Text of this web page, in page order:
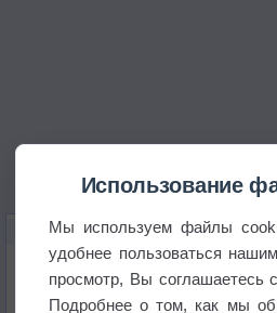
КАРТЫ ПОГОДЫ В ДОНКАСТЕРЕ
Температура
Давление
Использование
Мы используем файлы
удобнее пользоваться
просмотр, Вы соглашаетесь
Подробнее о том, как мы